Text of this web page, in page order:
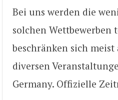
Bei uns werden die
solchen Wettbewerben
beschränken sich
diversen
Germany. Offizielle